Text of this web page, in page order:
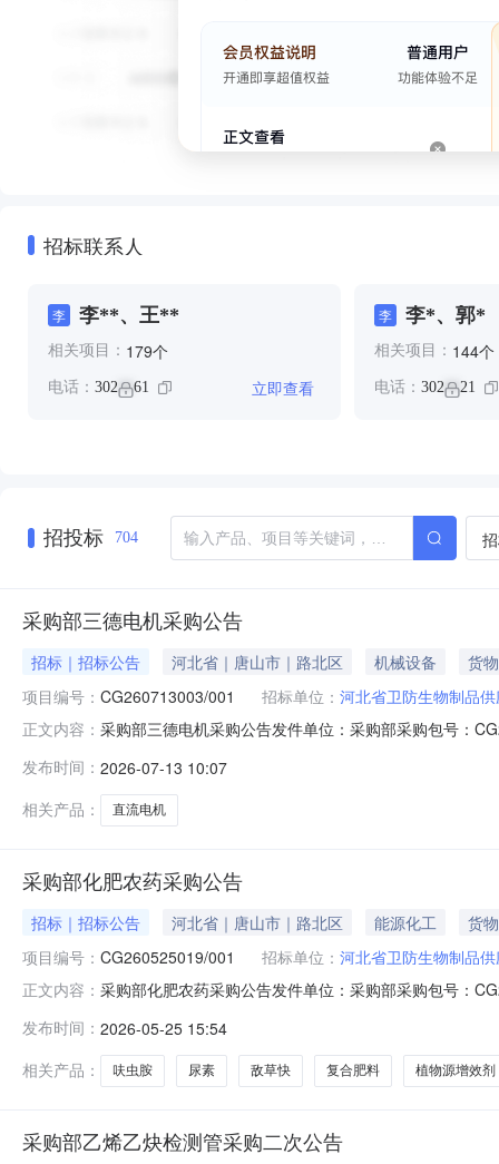
招标联系人
李 李**、王**
相关项目： 179个
电话： 302**61 立即查看
李 李*、郭*
相关项目： 144个
电话： 302**21
招投标 704
采购部三德电机采购公告
招标｜招标公告 河北省｜唐山市｜路北区 机械设备
货物
项目编号： CG260713003/001 招标单位： 河北省卫防生物制品
正文内容： 采购部三德电机采购公告发件单位：采购部采购包号：
是一次性报价，不得涂改。1.报价方资格报价方须为开
发布时间： 2026-07-13 10:07
相关产品：
直流电机
采购部化肥农药采购公告
招标｜招标公告 河北省｜唐山市｜路北区 能源化工
货物
项目编号： CG260525019/001 招标单位： 河北省卫防生物制品
正文内容： 采购部化肥农药采购公告发件单位：采购部采购包号：
一次性报价，不得涂改。1.报价方资格报价方须为开滦
发布时间： 2026-05-25 15:54
相关产品：
呋虫胺 尿素 敌草快 复合肥料 植物源增效剂
采购部乙烯乙炔检测管采购二次公告